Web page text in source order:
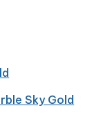
Sky Gold